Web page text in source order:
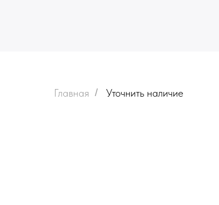
Главная / Уточнить наличие